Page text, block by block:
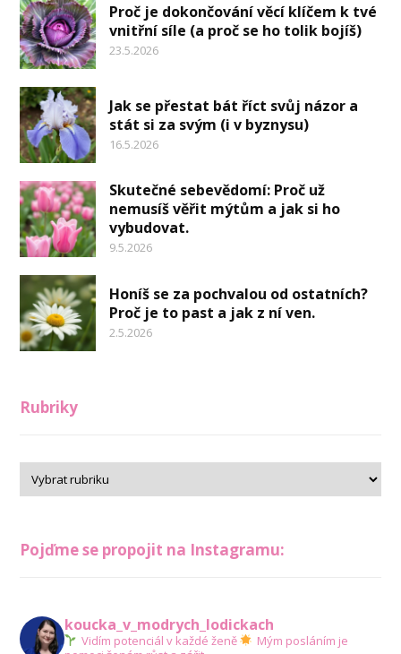
Proč je dokončování věcí klíčem k tvé
vnitřní síle (a proč se ho tolik bojíš)
23.5.2026
Jak se přestat bát říct svůj názor a
stát si za svým (i v byznysu)
16.5.2026
Skutečné sebevědomí: Proč už
nemusíš věřit mýtům a jak si ho
vybudovat.
9.5.2026
Honíš se za pochvalou od ostatních?
Proč je to past a jak z ní ven.
2.5.2026
Rubriky
Pojďme se propojit na Instagramu:
koucka_v_modrych_lodickach
Vidím potenciál v každé ženě
Mým posláním je